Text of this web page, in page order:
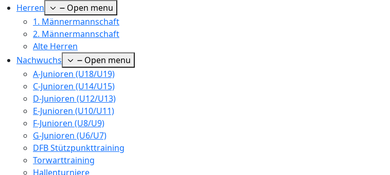
Herren
Open menu
1. Männermannschaft
2. Männermannschaft
Alte Herren
Nachwuchs
Open menu
A-Junioren (U18/U19)
C-Junioren (U14/U15)
D-Junioren (U12/U13)
E-Junioren (U10/U11)
F-Junioren (U8/U9)
G-Junioren (U6/U7)
DFB Stützpunkttraining
Torwarttraining
Hallenturniere